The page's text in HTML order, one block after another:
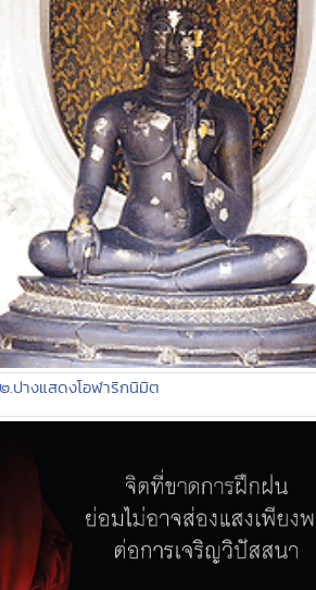
.ปางแสดงโอฬาริกนิมิต